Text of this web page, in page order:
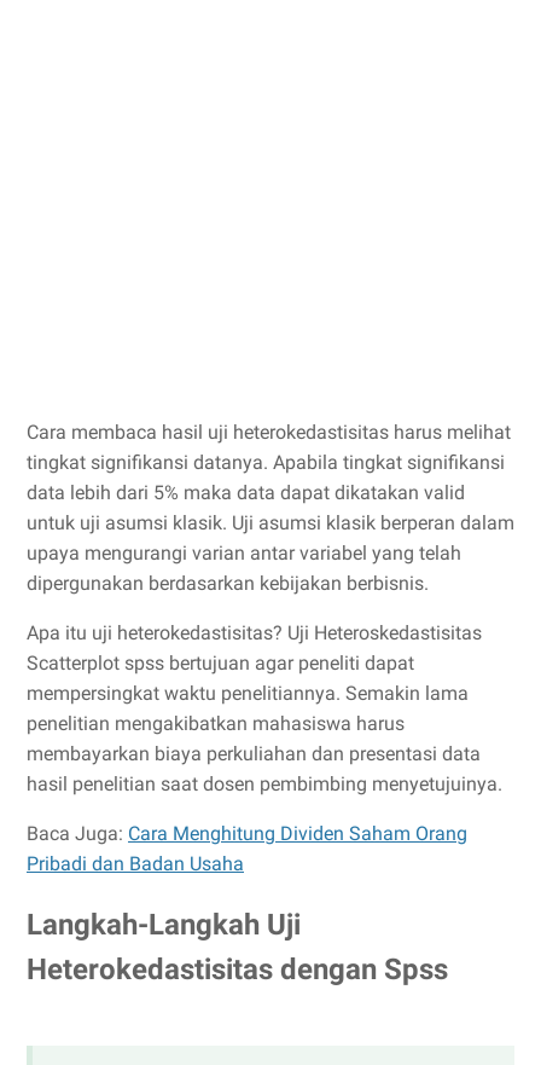
Cara membaca hasil uji heterokedastisitas harus melihat
tingkat signifikansi datanya. Apabila tingkat signifikansi
data lebih dari 5% maka data dapat dikatakan valid
untuk uji asumsi klasik. Uji asumsi klasik berperan dalam
upaya mengurangi varian antar variabel yang telah
dipergunakan berdasarkan kebijakan berbisnis.
Apa itu uji heterokedastisitas? Uji Heteroskedastisitas
Scatterplot spss bertujuan agar peneliti dapat
mempersingkat waktu penelitiannya. Semakin lama
penelitian mengakibatkan mahasiswa harus
membayarkan biaya perkuliahan dan presentasi data
hasil penelitian saat dosen pembimbing menyetujuinya.
Baca Juga: Cara Menghitung Dividen Saham Orang
Pribadi dan Badan Usaha
Langkah-Langkah Uji
Heterokedastisitas dengan Spss